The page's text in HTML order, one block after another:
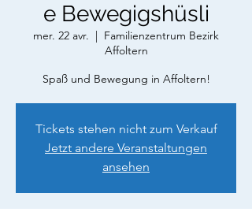
e Bewegigshüsli
mer. 22 avr.
  |
Familienzentrum Bezirk
Affoltern
Spaß und Bewegung in Affoltern!
Tickets stehen nicht zum Verkauf
Jetzt andere Veranstaltungen
ansehen